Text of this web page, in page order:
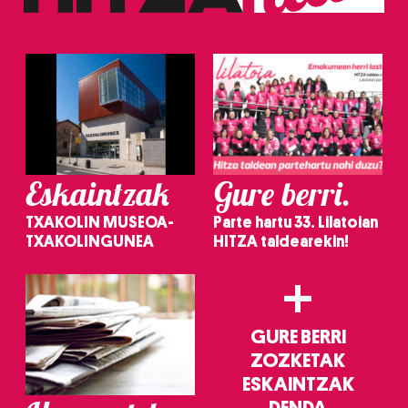
Eskaintzak
TXAKOLIN MUSEOA-
TXAKOLINGUNEA
Gure berri.
Parte hartu 33. Lilatoian
HITZA taldearekin!
+
GURE BERRI
ZOZKETAK
ESKAINTZAK